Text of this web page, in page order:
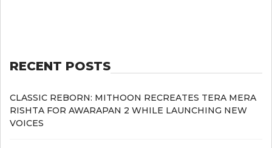
RECENT POSTS
CLASSIC REBORN: MITHOON RECREATES TERA MERA
RISHTA FOR AWARAPAN 2 WHILE LAUNCHING NEW
VOICES